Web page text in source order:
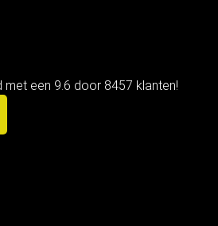
met een 9.6 door 8457 klanten!